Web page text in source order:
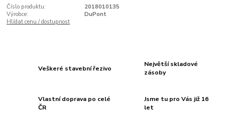
Číslo produktu:
2018010135
Výrobce:
DuPont
Hlídat cenu / dostupnost
Veškeré stavební řezivo
Největší skladové
zásoby
Vlastní doprava po celé
ČR
Jsme tu pro Vás již 16
let